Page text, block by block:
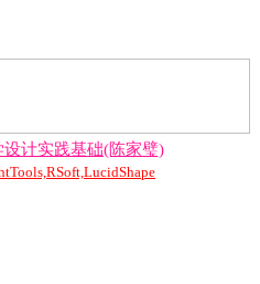
设计实践基础(陈家璧)